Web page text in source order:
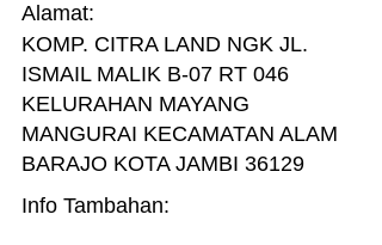
Alamat:
KOMP. CITRA LAND NGK JL.
ISMAIL MALIK B-07 RT 046
KELURAHAN MAYANG
MANGURAI KECAMATAN ALAM
BARAJO KOTA JAMBI 36129
Info Tambahan: